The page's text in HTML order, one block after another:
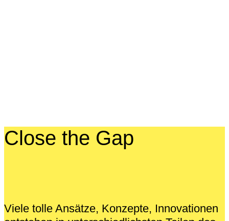
Close the Gap
Viele tolle Ansätze, Konzepte, Innovationen